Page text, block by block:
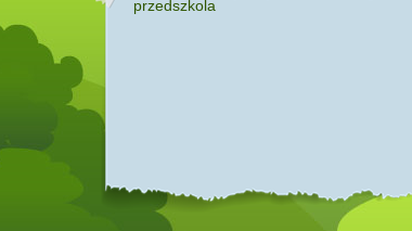
przedszkola